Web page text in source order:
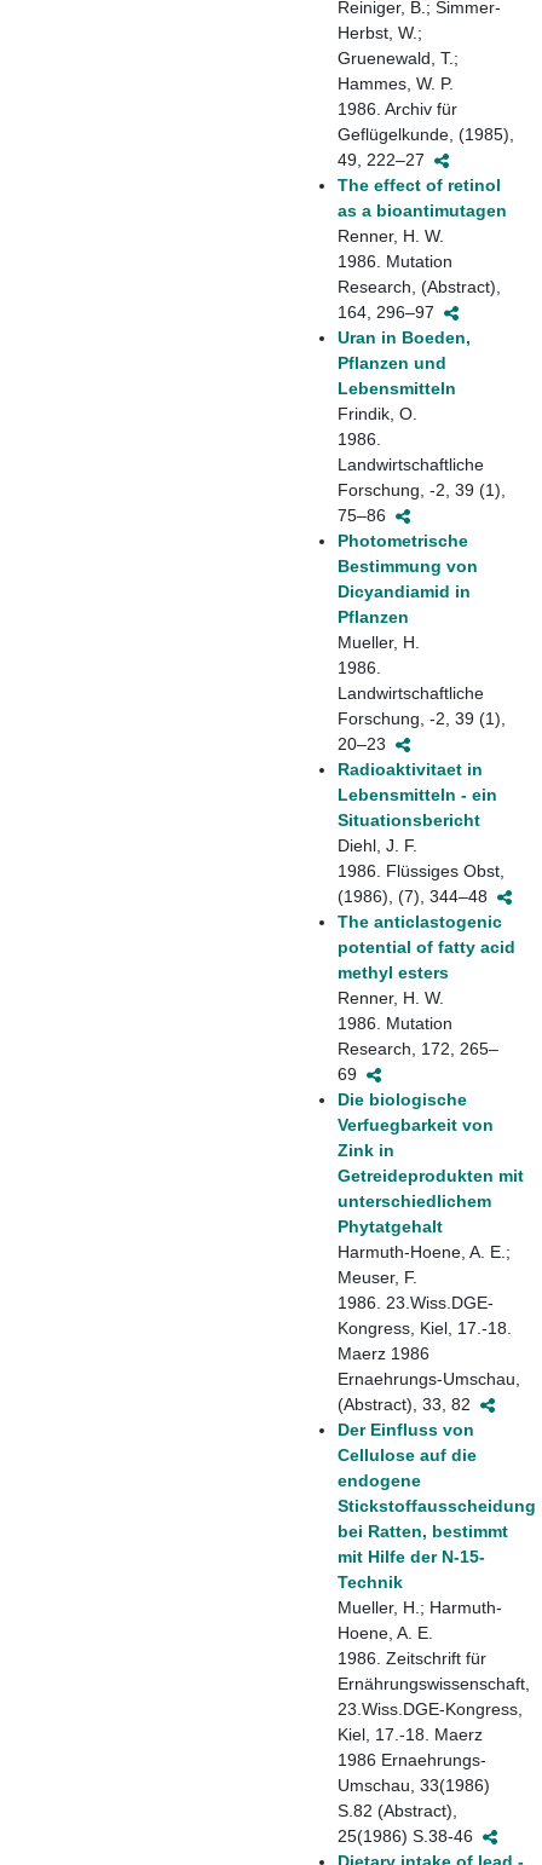
Reiniger, B.; Simmer-
Herbst, W.;
Gruenewald, T.;
Hammes, W. P.
1986. Archiv für
Geflügelkunde, (1985),
49, 222–27
The effect of retinol
as a bioantimutagen
Renner, H. W.
1986. Mutation
Research, (Abstract),
164, 296–97
Uran in Boeden,
Pflanzen und
Lebensmitteln
Frindik, O.
1986.
Landwirtschaftliche
Forschung, -2, 39 (1),
75–86
Photometrische
Bestimmung von
Dicyandiamid in
Pflanzen
Mueller, H.
1986.
Landwirtschaftliche
Forschung, -2, 39 (1),
20–23
Radioaktivitaet in
Lebensmitteln - ein
Situationsbericht
Diehl, J. F.
1986. Flüssiges Obst,
(1986), (7), 344–48
The anticlastogenic
potential of fatty acid
methyl esters
Renner, H. W.
1986. Mutation
Research, 172, 265–
69
Die biologische
Verfuegbarkeit von
Zink in
Getreideprodukten mit
unterschiedlichem
Phytatgehalt
Harmuth-Hoene, A. E.;
Meuser, F.
1986. 23.Wiss.DGE-
Kongress, Kiel, 17.-18.
Maerz 1986
Ernaehrungs-Umschau,
(Abstract), 33, 82
Der Einfluss von
Cellulose auf die
endogene
Stickstoffausscheidung
bei Ratten, bestimmt
mit Hilfe der N-15-
Technik
Mueller, H.; Harmuth-
Hoene, A. E.
1986. Zeitschrift für
Ernährungswissenschaft,
23.Wiss.DGE-Kongress,
Kiel, 17.-18. Maerz
1986 Ernaehrungs-
Umschau, 33(1986)
S.82 (Abstract),
25(1986) S.38-46
Dietary intake of lead -